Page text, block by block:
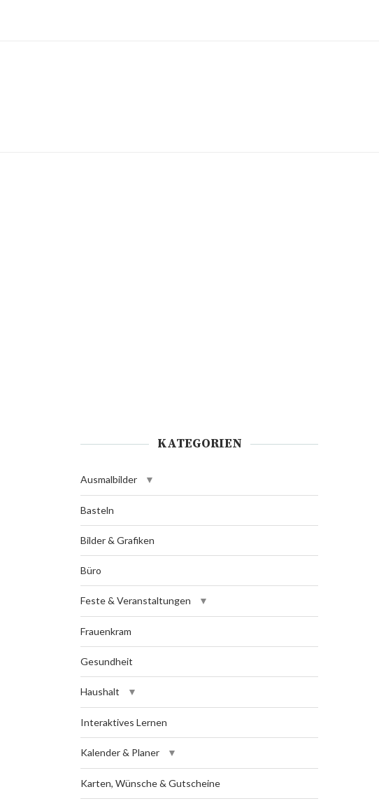
KATEGORIEN
Ausmalbilder
Basteln
Bilder & Grafiken
Büro
Feste & Veranstaltungen
Frauenkram
Gesundheit
Haushalt
Interaktives Lernen
Kalender & Planer
Karten, Wünsche & Gutscheine